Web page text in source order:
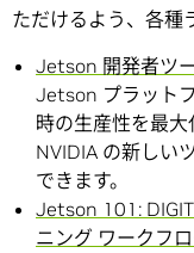
ただけるよう、各種
Jetson 開発者ツ
Jetson プラット
時の生産性を最大
NVIDIA の新しい
できます。
Jetson 101:
ニング ワークフ